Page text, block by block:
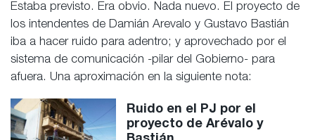
Estaba previsto. Era obvio. Nada nuevo. El proyecto de
los intendentes de Damián Arevalo y Gustavo Bastián
iba a hacer ruido para adentro; y aprovechado por el
sistema de comunicación -pilar del Gobierno- para
afuera. Una aproximación en la siguiente nota:
Ruido en el PJ por el
proyecto de Arévalo y